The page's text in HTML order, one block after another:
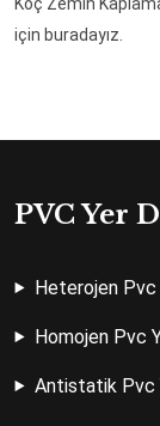
için buradayız.
PVC Yer
Heterojen Pvc
Homojen Pvc
Antistatik Pvc